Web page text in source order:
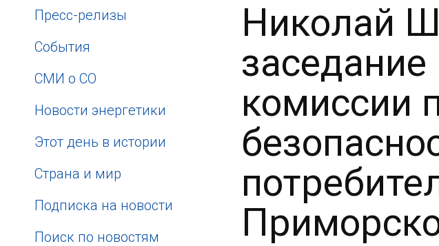
Пресс-релизы
События
СМИ о СО
Новости энергетики
Этот день в истории
Страна и мир
Подписка на новости
Поиск по новостям
Николай
комиссии